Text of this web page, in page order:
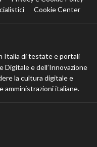
Cookie Center
Italia di testate e portali
Digitale e dell’Innovazione
la cultura digitale e
amministrazioni italiane.